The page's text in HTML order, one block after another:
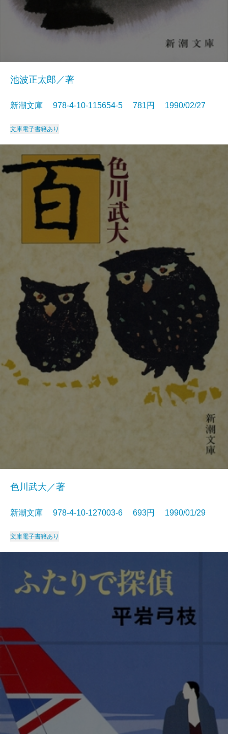
池波正太郎／著
新潮文庫 978-4-10-115654-5 781円 1990/02/27
文庫電子書籍あり
色川武大／著
新潮文庫 978-4-10-127003-6 693円 1990/01/29
文庫電子書籍あり